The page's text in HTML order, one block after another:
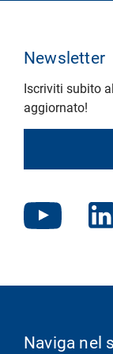
Newsletter
Iscriviti subito
aggiornato!
Naviga nel